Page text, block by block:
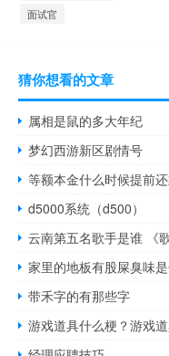
面试官
猜你想看的文章
属相是鼠的多大年纪
梦幻西游新区剧情号
等额本金什么时候提前
d5000系统（d500）
云南第五名歌手是谁 《
家里的地板有股屎臭味
带禾字的有那些字
游戏道具什么梗？游戏